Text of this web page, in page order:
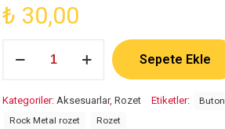
₺ 30,00
adet
Sepete Ekle
Kategoriler: Aksesuarlar, Rozet Etiketler:
Rock Metal rozet
Rozet